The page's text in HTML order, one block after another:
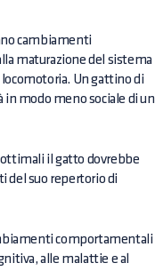
cambiamenti
maturazione del sistema
locomotoria. Un gattino di
in modo meno sociale di un
il gatto dovrebbe
del suo repertorio di
comportamentali
alle malattie e al